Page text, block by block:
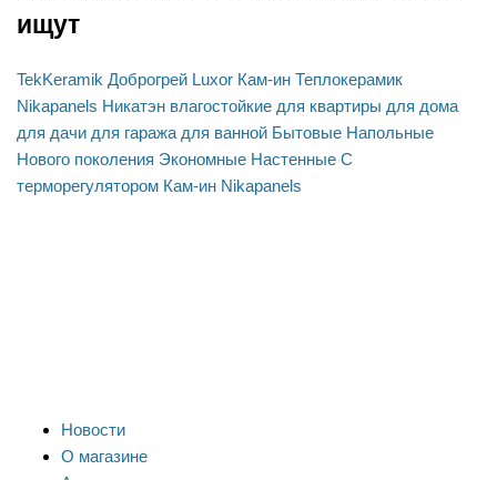
ищут
TekKeramik Доброгрей Luxor Кам-ин Теплокерамик
Nikapanels Никатэн влагостойкие для квартиры для дома
для дачи для гаража для ванной Бытовые Напольные
Нового поколения Экономные Настенные С
терморегулятором Кам-ин Nikapanels
Новости
О магазине